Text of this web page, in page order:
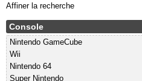
Affiner la recherche
Console
Nintendo GameCube
Wii
Nintendo 64
Super Nintendo